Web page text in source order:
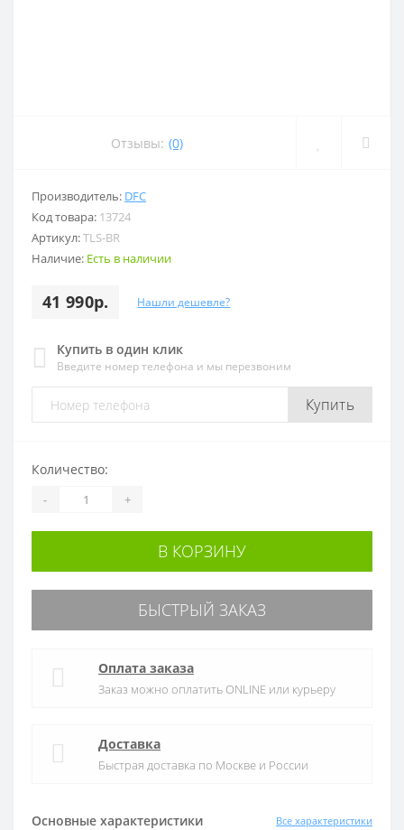
Отзывы: (0)
Производитель: DFC
Код товара: 13724
Артикул:TLS-BR
Наличие: Есть в наличии
41 990р. Нашли дешевле?
Купить в один клик
Введите номер телефона и мы перезвоним
Купить
Основные характеристики Все характеристики
Количество:
- +
В КОРЗИНУ
БЫСТРЫЙ ЗАКАЗ
Оплата заказа
Заказ можно оплатить ONLINE или курьеру
Доставка
Быстрая доставка по Москве и России